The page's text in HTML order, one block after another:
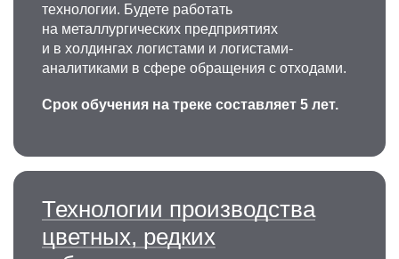
Специалист в области моделирования
структуры и свойств материалов
на металлической основе. Руководитель
проектов по моделированию
термомеханической обработки сталей
объемных металлических стекол,
железа, металломатричных композиционных
материалов и аддитивных технологий.
+7 495 955-01-34
технологии. Будете работать
на металлургических предприятиях
и в холдингах логистами и логистами-
аналитиками в сфере обращения с отходами.
Срок обучения на треке составляет 5 лет.
Технологии производства
цветных, редких